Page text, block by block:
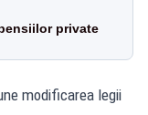
private
modificarea legii